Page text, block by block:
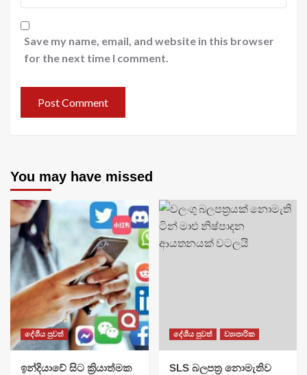
Save my name, email, and website in this browser
for the next time I comment.
You may have missed
දේශීය පුවත්
​ඉන්දියාවේ සිට ක්‍රියාත්මක
දේශීය පුවත් ව්‍යාපාරික
SLS බලපත්‍ර නොමැතිව